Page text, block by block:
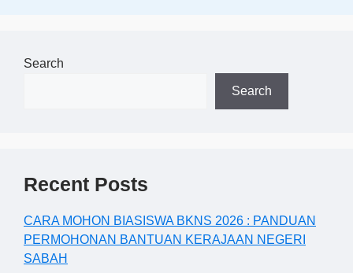
Search
Search
Recent Posts
CARA MOHON BIASISWA BKNS 2026 : PANDUAN
PERMOHONAN BANTUAN KERAJAAN NEGERI
SABAH